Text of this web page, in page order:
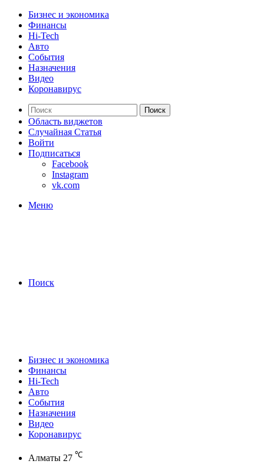
Бизнес и экономика
Финансы
Hi-Tech
Авто
События
Назначения
Видео
Коронавирус
Поиск
Область виджетов
Случайная Статья
Войти
Подписаться
Facebook
Instagram
vk.com
Меню
Поиск
Бизнес и экономика
Финансы
Hi-Tech
Авто
События
Назначения
Видео
Коронавирус
Алматы 27 ℃